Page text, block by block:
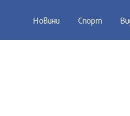
Новини Спорт